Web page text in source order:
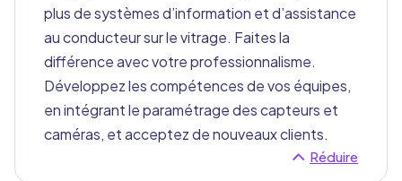
plus de systèmes d’information et d’assistance
au conducteur sur le vitrage. Faites la
différence avec votre professionnalisme.
Développez les compétences de vos équipes,
en intégrant le paramétrage des capteurs et
caméras, et acceptez de nouveaux clients.
Réduire